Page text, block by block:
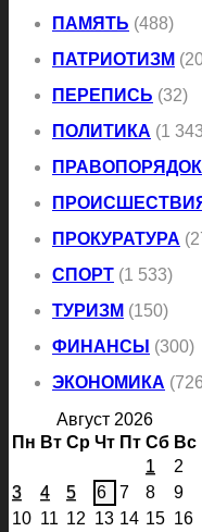
ПАМЯТЬ (488)
ПАТРИОТИЗМ
ПЕРЕПИСЬ (32)
ПОЛИТИКА (1
ПРАВОПОРЯДОК
ПРОКУРАТУРА
СПОРТ (1 533)
ТУРИЗМ (150)
ФИНАНСЫ (300)
ЭКОНОМИКА
Август 2026
Пн Вт Ср Чт Пт Сб Вс
1
2
3
4 5 6 7 8
9
10 11 12 13 14 15 16